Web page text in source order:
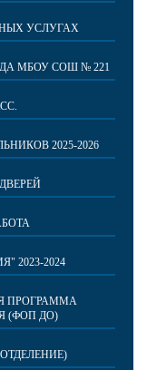
УСЛУГАХ
МБОУ СОШ № 221
2025-2026
2023-2024
ПРОГРАММА
(ФОП ДО)